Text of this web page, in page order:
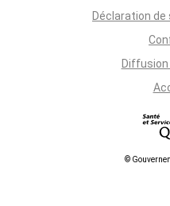
Déclaration
©